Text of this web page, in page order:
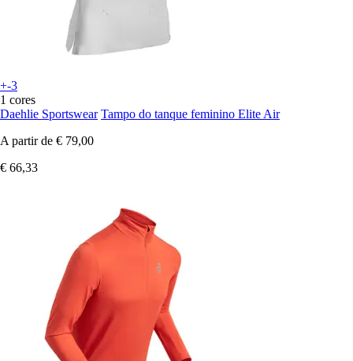
+-3
1 cores
Daehlie Sportswear Tampo do tanque feminino Elite Air
A partir de € 79,00
€ 66,33